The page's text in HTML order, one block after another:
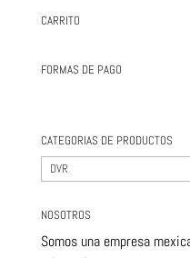
CARRITO
FORMAS DE PAGO
CATEGORIAS DE PRODUCTOS
NOSOTROS
Somos una empresa